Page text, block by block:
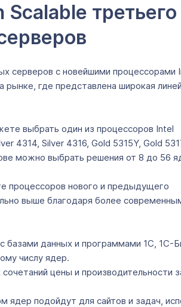
серверов с новейшими процессорами
где представлена широкая
выбрать один из процессоров Intel
4314, Silver 4316, Gold 5315Y, Gold
можно выбрать решения от 8 до 56
процессоров нового и предыдущего
выше благодаря более
базами данных и программами 1С, 1С-
числу ядер.
цены и производительности
ядер подойдут для сайтов и задач,